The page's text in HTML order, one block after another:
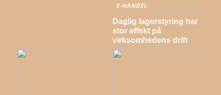
E-HANDEL
Daglig lagerstyring har
stor effekt på
virksomhedens drift